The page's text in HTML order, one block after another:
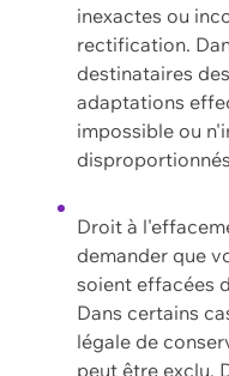
inexactes ou
rectification.
destinataires
adaptations
impossible ou
Droit à
demander que
soient effacées
Dans certains
légale de
peut être exclu.